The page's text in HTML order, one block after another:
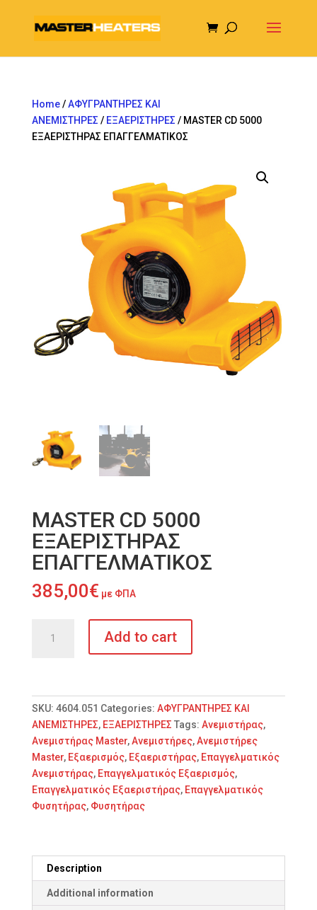
Home/ΑΦΥΓΡΑΝΤΗΡΕΣ ΚΑΙ
ΑΝΕΜΙΣΤΗΡΕΣ / ΕΞΑΕΡΙΣΤΗΡΕΣ / MASTER CD 5000
ΕΞΑΕΡΙΣΤΗΡΑΣ ΕΠΑΓΓΕΛΜΑΤΙΚΟΣ
MASTER CD 5000
ΕΞΑΕΡΙΣΤΗΡΑΣ
ΕΠΑΓΓΕΛΜΑΤΙΚΟΣ
385,00€ με ΦΠΑ
quantity
Add to cart
SKU: 4604.051 Categories: ΑΦΥΓΡΑΝΤΗΡΕΣ ΚΑΙ
ΑΝΕΜΙΣΤΗΡΕΣ, ΕΞΑΕΡΙΣΤΗΡΕΣ Tags: Ανεμιστήρας,
Ανεμιστήρας Master,Ανεμιστήρες,Ανεμιστήρες
Master, Εξαερισμός, Εξαεριστήρας, Επαγγελματικός
Ανεμιστήρας, Επαγγελματικός Εξαερισμός,
Επαγγελματικός Εξαεριστήρας, Επαγγελματικός
Φυσητήρας, Φυσητήρας
Description
Additional information